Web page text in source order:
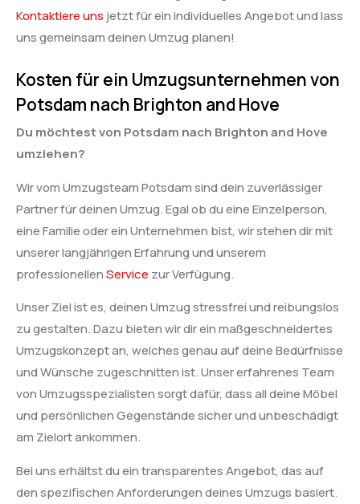
Kontaktiere uns jetzt für ein individuelles Angebot und lass
uns gemeinsam deinen Umzug planen!
Kosten für ein Umzugsunternehmen von
Potsdam nach Brighton and Hove
Du möchtest von Potsdam nach Brighton and Hove
umziehen?
Wir vom Umzugsteam Potsdam sind dein zuverlässiger
Partner für deinen Umzug. Egal ob du eine Einzelperson,
eine Familie oder ein Unternehmen bist, wir stehen dir mit
unserer langjährigen Erfahrung und unserem
professionellenService zur Verfügung.
Unser Ziel ist es, deinen Umzug stressfrei und reibungslos
zu gestalten. Dazu bieten wir dir ein maßgeschneidertes
Umzugskonzept an, welches genau auf deine Bedürfnisse
und Wünsche zugeschnitten ist. Unser erfahrenes Team
von Umzugsspezialisten sorgt dafür, dass all deine Möbel
und persönlichen Gegenstände sicher und unbeschädigt
am Zielort ankommen.
Bei uns erhältst du ein transparentes Angebot, das auf
den spezifischen Anforderungen deines Umzugs basiert.